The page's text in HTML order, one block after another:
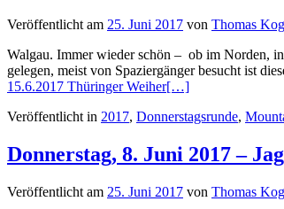
Veröffentlicht am 25. Juni 2017 von Thomas
Walgau. Immer wieder schön – ob im Norden,
gelegen, meist von Spaziergänger besucht ist
15.6.2017 Thüringer Weiher[…]
Veröffentlicht in 2017, Donnerstagsrunde,
Donnerstag, 8. Juni 2017 –
Veröffentlicht am 25. Juni 2017 von Thomas